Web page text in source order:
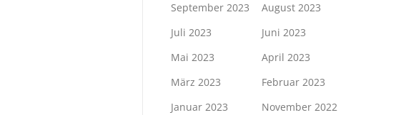
September 2023
August 2023
Juli 2023
Juni 2023
Mai 2023
April 2023
März 2023
Februar 2023
Januar 2023
November 2022